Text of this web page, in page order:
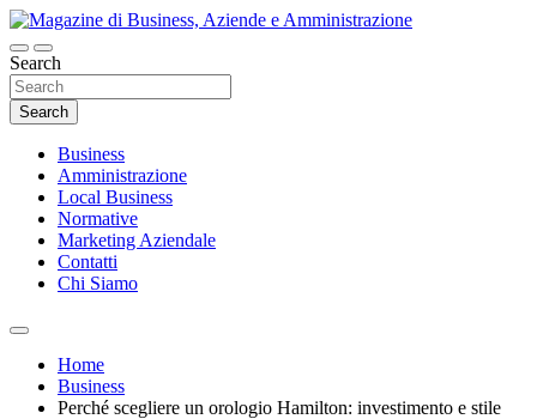
Skip
to
content
Magazine di Business, Aziende e
Amministrazione
Search
Search
Business
Amministrazione
Local Business
Normative
Marketing Aziendale
Contatti
Chi Siamo
Home
Business
Perché scegliere un orologio Hamilton: investimento e stile